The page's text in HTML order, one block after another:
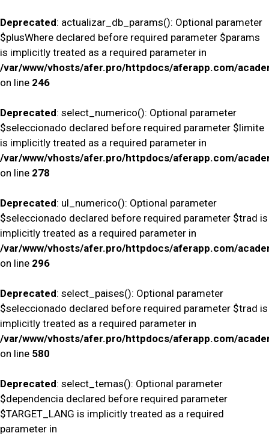
Deprecated: actualizar_db_params(): Optional parameter
$plusWhere declared before required parameter $params
is implicitly treated as a required parameter in
/var/www/vhosts/afer.pro/httpdocs/aferapp.com/
on line 246
Deprecated: select_numerico(): Optional parameter
$seleccionado declared before required parameter $limite
is implicitly treated as a required parameter in
/var/www/vhosts/afer.pro/httpdocs/aferapp.com/
on line 278
Deprecated: ul_numerico(): Optional parameter
$seleccionado declared before required parameter $trad is
implicitly treated as a required parameter in
/var/www/vhosts/afer.pro/httpdocs/aferapp.com/
on line 296
Deprecated: select_paises(): Optional parameter
$seleccionado declared before required parameter $trad is
implicitly treated as a required parameter in
/var/www/vhosts/afer.pro/httpdocs/aferapp.com/
on line 580
Deprecated: select_temas(): Optional parameter
$dependencia declared before required parameter
$TARGET_LANG is implicitly treated as a required
parameter in